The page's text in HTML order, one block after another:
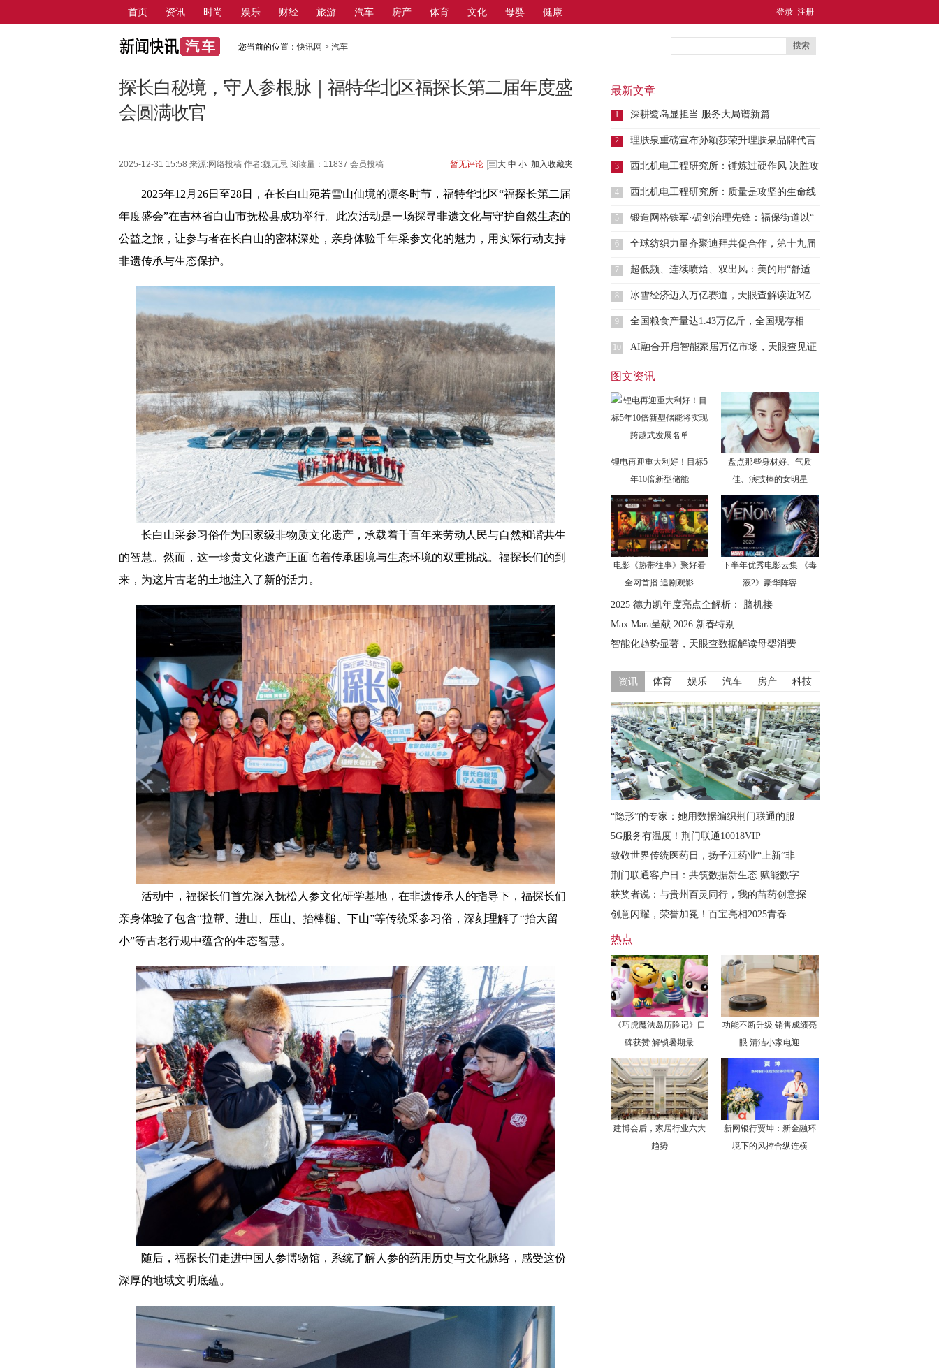
首页 资讯 时尚 娱乐 财经 旅游 汽车 房产 体育 文化 母婴 健康 登录 注册
您当前的位置：快讯网 > 汽车 搜索
探长白秘境，守人参根脉｜福特华北区福探长第二届年度盛
会圆满收官
2025-12-31 15:58 来源:网络投稿 作者:魏无忌 阅读量：11837 会员投稿 大 中 小 加入收藏夹
暂无评论
2025年12月26日至28日，在长白山宛若雪山仙境的凛冬时节，福特华北区“福探长第二届
年度盛会”在吉林省白山市抚松县成功举行。此次活动是一场探寻非遗文化与守护自然生态的
公益之旅，让参与者在长白山的密林深处，亲身体验千年采参文化的魅力，用实际行动支持
非遗传承与生态保护。
长白山采参习俗作为国家级非物质文化遗产，承载着千百年来劳动人民与自然和谐共生
的智慧。然而，这一珍贵文化遗产正面临着传承困境与生态环境的双重挑战。福探长们的到
来，为这片古老的土地注入了新的活力。
活动中，福探长们首先深入抚松人参文化研学基地，在非遗传承人的指导下，福探长们
亲身体验了包含“拉帮、进山、压山、抬棒槌、下山”等传统采参习俗，深刻理解了“抬大留
小”等古老行规中蕴含的生态智慧。
随后，福探长们走进中国人参博物馆，系统了解人参的药用历史与文化脉络，感受这份
深厚的地域文明底蕴。
最新文章
1 深耕鹭岛显担当 服务大局谱新篇
2
理肤泉重磅宣布孙颖莎荣升理肤泉品牌代言
3 西北机电工程研究所：锤炼过硬作风 决胜攻
4 西北机电工程研究所：质量是攻坚的生命线
5 锻造网格铁军·砺剑治理先锋：福保街道以“
6
全球纺织力量齐聚迪拜共促合作，第十九届
I
7
超低频、连续喷焓、双出风：美的用“舒适
黄
8
冰雪经济迈入万亿赛道，天眼查解读近3亿
参
9 全国粮食产量达1.43万亿斤，全国现存相
10 AI融合开启智能家居万亿市场，天眼查见证
图文资讯
锂电再迎重大利好！目标5
年10倍新型储能
盘点那些身材好、气质
佳、演技棒的女明星
电影《热带往事》聚好看
全网首播 追剧观影
下半年优秀电影云集 《毒
液2》豪华阵容
2025 德力凯年度亮点全解析： 脑机接
Max Mara呈献 2026 新春特别
智能化趋势显著，天眼查数据解读母婴消费
资讯 体育 娱乐 汽车 房产 科技
“隐形”的专家：她用数据编织荆门联通的服
5G服务有温度！荆门联通10018VIP
致敬世界传统医药日，扬子江药业“上新”非
荆门联通客户日：共筑数据新生态 赋能数字
获奖者说：与贵州百灵同行，我的苗药创意探
创意闪耀，荣誉加冕！百宝亮相2025青春
热点
《巧虎魔法岛历险记》口
碑获赞 解锁暑期最
功能不断升级 销售成绩亮
眼 清洁小家电迎
建博会后，家居行业六大
趋势
新网银行贾坤：新金融环
境下的风控合纵连横